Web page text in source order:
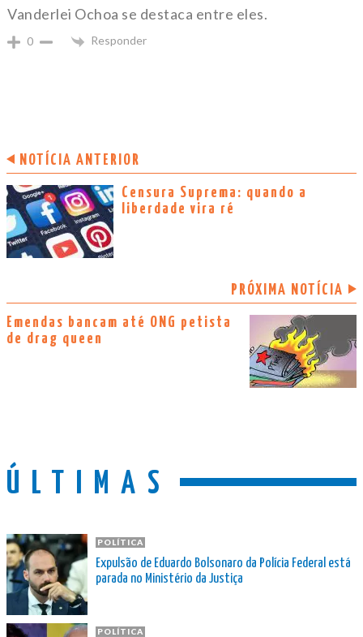
Vanderlei Ochoa se destaca entre eles.
0 Responder
NOTÍCIA ANTERIOR
Censura Suprema: quando a
liberdade vira ré
PRÓXIMA NOTÍCIA
Emendas bancam até ONG petista
de drag queen
ÚLTIMAS
POLÍTICA
Expulsão de Eduardo Bolsonaro da Polícia Federal está
parada no Ministério da Justiça
POLÍTICA